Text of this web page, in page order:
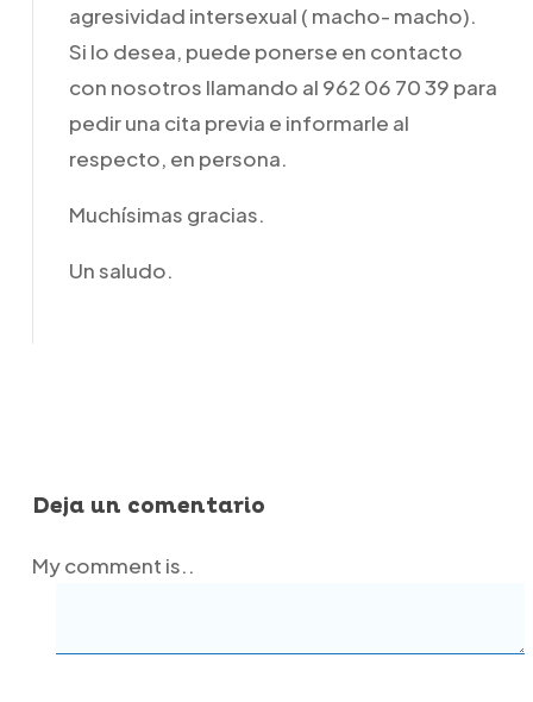
agresividad intersexual ( macho- macho).
Si lo desea, puede ponerse en contacto
con nosotros llamando al 962 06 70 39 para
pedir una cita previa e informarle al
respecto, en persona.
Muchísimas gracias.
Un saludo.
Deja un comentario
My comment is..